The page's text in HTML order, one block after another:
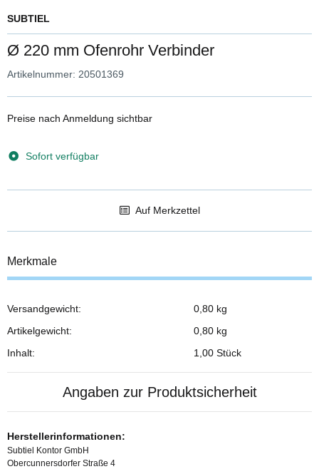
SUBTIEL
Ø 220 mm Ofenrohr Verbinder
Artikelnummer: 20501369
Preise nach Anmeldung sichtbar
Sofort verfügbar
Auf Merkzettel
Merkmale
Produkteigenschaft
Wert
Versandgewicht:
0,80 kg
Artikelgewicht:
0,80 kg
Inhalt:
1,00 Stück
Angaben zur Produktsicherheit
Herstellerinformationen:
Subtiel Kontor GmbH
Obercunnersdorfer Straße 4